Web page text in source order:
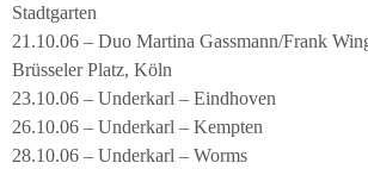
Stadtgarten
21.10.06 – Duo Martina Gassmann/Frank
Brüsseler Platz, Köln
23.10.06 – Underkarl – Eindhoven
26.10.06 – Underkarl – Kempten
28.10.06 – Underkarl – Worms